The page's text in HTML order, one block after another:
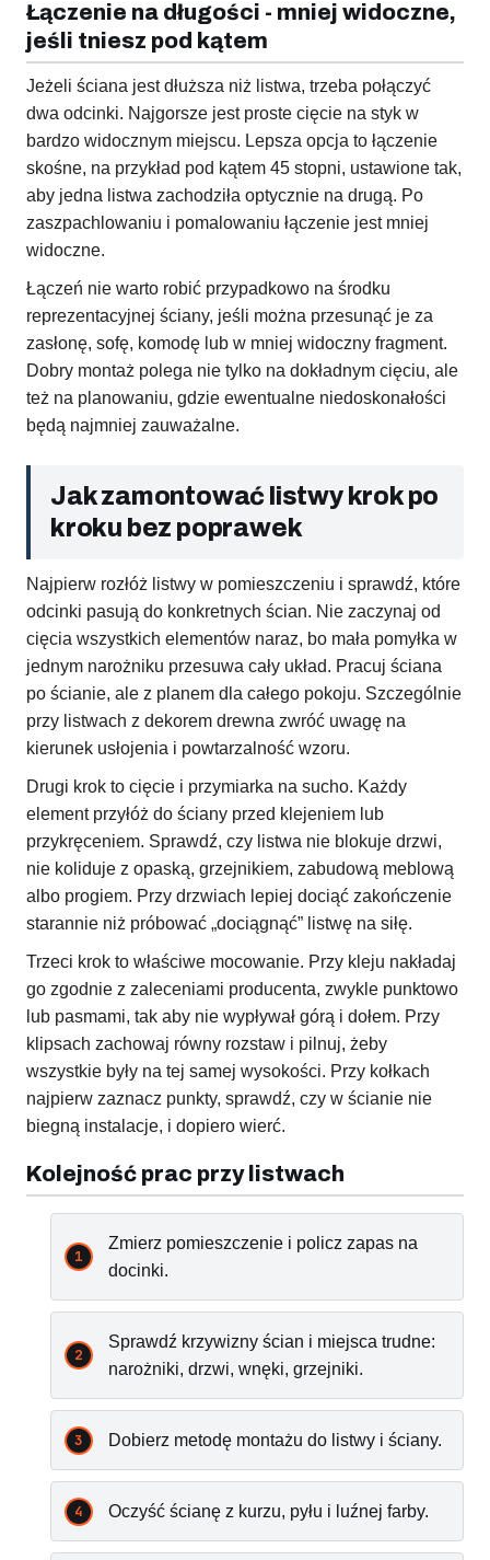
Łączenie na długości - mniej widoczne,
jeśli tniesz pod kątem
Jeżeli ściana jest dłuższa niż listwa, trzeba połączyć
dwa odcinki. Najgorsze jest proste cięcie na styk w
bardzo widocznym miejscu. Lepsza opcja to łączenie
skośne, na przykład pod kątem 45 stopni, ustawione tak,
aby jedna listwa zachodziła optycznie na drugą. Po
zaszpachlowaniu i pomalowaniu łączenie jest mniej
widoczne.
Łączeń nie warto robić przypadkowo na środku
reprezentacyjnej ściany, jeśli można przesunąć je za
zasłonę, sofę, komodę lub w mniej widoczny fragment.
Dobry montaż polega nie tylko na dokładnym cięciu, ale
też na planowaniu, gdzie ewentualne niedoskonałości
będą najmniej zauważalne.
Jak zamontować listwy krok po
kroku bez poprawek
Najpierw rozłóż listwy w pomieszczeniu i sprawdź, które
odcinki pasują do konkretnych ścian. Nie zaczynaj od
cięcia wszystkich elementów naraz, bo mała pomyłka w
jednym narożniku przesuwa cały układ. Pracuj ściana
po ścianie, ale z planem dla całego pokoju. Szczególnie
przy listwach z dekorem drewna zwróć uwagę na
kierunek usłojenia i powtarzalność wzoru.
Drugi krok to cięcie i przymiarka na sucho. Każdy
element przyłóż do ściany przed klejeniem lub
przykręceniem. Sprawdź, czy listwa nie blokuje drzwi,
nie koliduje z opaską, grzejnikiem, zabudową meblową
albo progiem. Przy drzwiach lepiej dociąć zakończenie
starannie niż próbować „dociągnąć” listwę na siłę.
Trzeci krok to właściwe mocowanie. Przy kleju nakładaj
go zgodnie z zaleceniami producenta, zwykle punktowo
lub pasmami, tak aby nie wypływał górą i dołem. Przy
klipsach zachowaj równy rozstaw i pilnuj, żeby
wszystkie były na tej samej wysokości. Przy kołkach
najpierw zaznacz punkty, sprawdź, czy w ścianie nie
biegną instalacje, i dopiero wierć.
Kolejność prac przy listwach
Zmierz pomieszczenie i policz zapas na
docinki.
Sprawdź krzywizny ścian i miejsca trudne:
narożniki, drzwi, wnęki, grzejniki.
Dobierz metodę montażu do listwy i ściany.
Oczyść ścianę z kurzu, pyłu i luźnej farby.